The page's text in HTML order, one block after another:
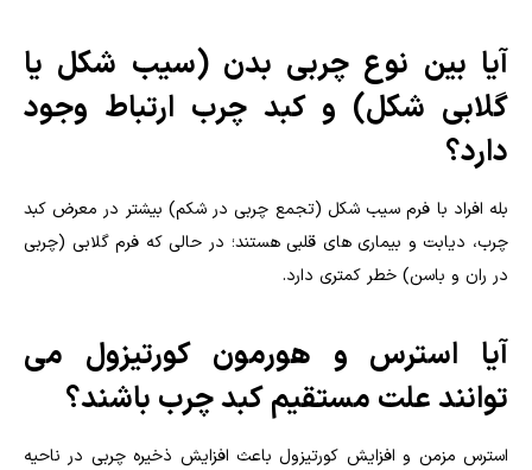
آیا بین نوع چربی بدن (سیب شکل یا
گلابی شکل) و کبد چرب ارتباط وجود
دارد؟
بله افراد با فرم سیب شکل (تجمع چربی در شکم) بیشتر در معرض کبد
چرب، دیابت و بیماری های قلبی هستند؛ در حالی که فرم گلابی (چربی
در ران و باسن) خطر کمتری دارد.
آیا استرس و هورمون کورتیزول می
توانند علت مستقیم کبد چرب باشند؟
استرس مزمن و افزایش کورتیزول باعث افزایش ذخیره چربی در ناحیه